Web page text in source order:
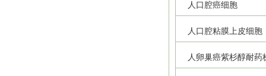
人口腔癌细胞
人口腔粘膜上皮细胞
人卵巢癌紫杉醇耐药